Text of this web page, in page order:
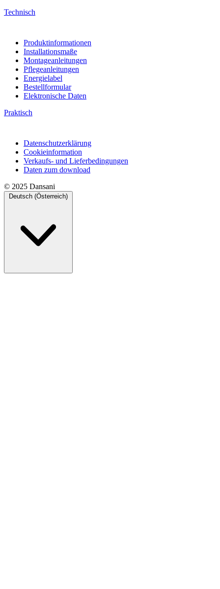
Technisch
Produktinformationen
Installationsmaße
Montageanleitungen
Pflegeanleitungen
Energielabel
Bestellformular
Elektronische Daten
Praktisch
Datenschutzerklärung
Cookieinformation
Verkaufs- und Lieferbedingungen
Daten zum download
© 2025 Dansani
Deutsch (Österreich)